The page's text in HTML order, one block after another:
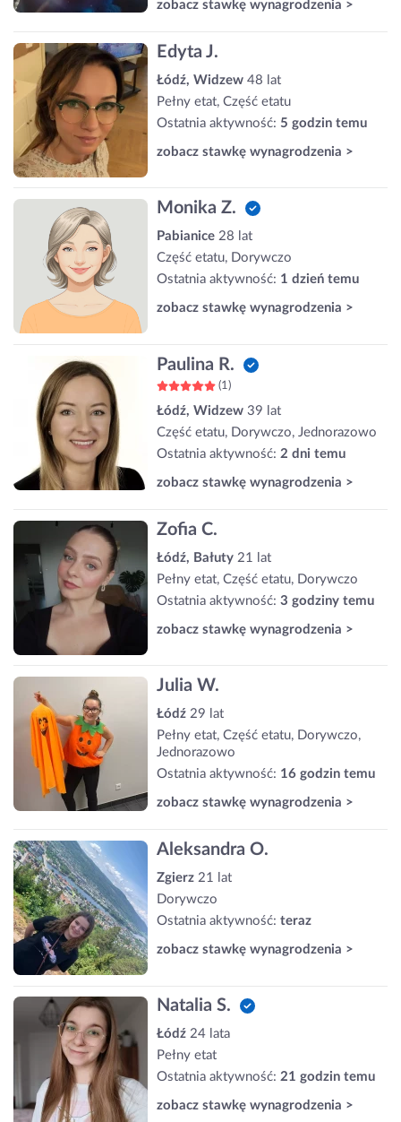
zobacz stawkę wynagrodzenia >
Edyta J.
Łódź, Widzew 48 lat
Pełny etat, Część etatu
Ostatnia aktywność: 5 godzin temu
zobacz stawkę wynagrodzenia >
Monika Z.
Pabianice 28 lat
Część etatu, Dorywczo
Ostatnia aktywność: 1 dzień temu
zobacz stawkę wynagrodzenia >
Paulina R.
(1)
Łódź, Widzew 39 lat
Część etatu, Dorywczo, Jednorazowo
Ostatnia aktywność: 2 dni temu
zobacz stawkę wynagrodzenia >
Zofia C.
Łódź, Bałuty 21 lat
Pełny etat, Część etatu, Dorywczo
Ostatnia aktywność: 3 godziny temu
zobacz stawkę wynagrodzenia >
Julia W.
Łódź 29 lat
Pełny etat, Część etatu, Dorywczo,
Jednorazowo
Ostatnia aktywność: 16 godzin temu
zobacz stawkę wynagrodzenia >
Aleksandra O.
Zgierz 21 lat
Dorywczo
Ostatnia aktywność: teraz
zobacz stawkę wynagrodzenia >
Natalia S.
Łódź 24 lata
Pełny etat
Ostatnia aktywność: 21 godzin temu
zobacz stawkę wynagrodzenia >